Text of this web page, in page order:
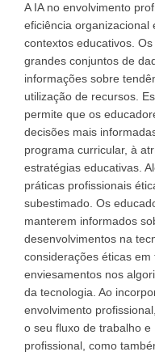
A IA no envolvimento
eficiência organizacional
contextos educativos.
grandes conjuntos de
informações sobre
utilização de recursos.
permite que os
decisões mais
programa curricular, à
estratégias educativas.
práticas profissionais
subestimado. Os
manterem informados
desenvolvimentos na
considerações éticas em
enviesamentos nos
da tecnologia. Ao
envolvimento
o seu fluxo de trabalho
profissional, como